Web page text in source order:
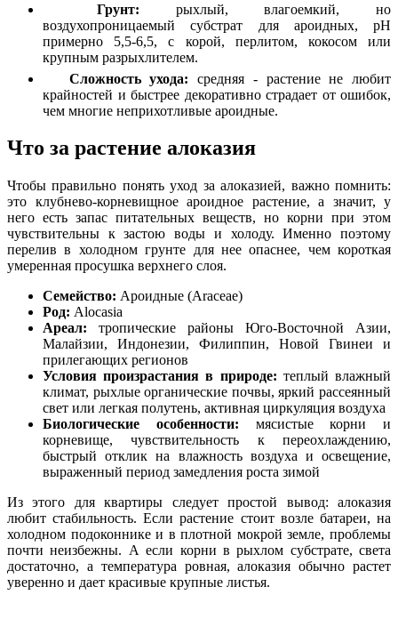
Грунт: рыхлый, влагоемкий, но
воздухопроницаемый субстрат для ароидных, pH
примерно 5,5-6,5, с корой, перлитом, кокосом или
крупным разрыхлителем.
Сложность ухода: средняя - растение не любит
крайностей и быстрее декоративно страдает от ошибок,
чем многие неприхотливые ароидные.
Что за растение алоказия
Чтобы правильно понять уход за алоказией, важно помнить:
это клубнево-корневищное ароидное растение, а значит, у
него есть запас питательных веществ, но корни при этом
чувствительны к застою воды и холоду. Именно поэтому
перелив в холодном грунте для нее опаснее, чем короткая
умеренная просушка верхнего слоя.
Семейство: Ароидные (Araceae)
Род: Alocasia
Ареал: тропические районы Юго-Восточной Азии,
Малайзии, Индонезии, Филиппин, Новой Гвинеи и
прилегающих регионов
Условия произрастания в природе: теплый влажный
климат, рыхлые органические почвы, яркий рассеянный
свет или легкая полутень, активная циркуляция воздуха
Биологические особенности: мясистые корни и
корневище, чувствительность к переохлаждению,
быстрый отклик на влажность воздуха и освещение,
выраженный период замедления роста зимой
Из этого для квартиры следует простой вывод: алоказия
любит стабильность. Если растение стоит возле батареи, на
холодном подоконнике и в плотной мокрой земле, проблемы
почти неизбежны. А если корни в рыхлом субстрате, света
достаточно, а температура ровная, алоказия обычно растет
уверенно и дает красивые крупные листья.